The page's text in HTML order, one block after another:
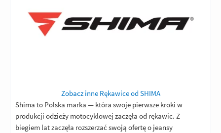
Zobacz inne Rękawice od SHIMA
Shima to Polska marka — która swoje pierwsze kroki w
produkcji odzieży motocyklowej zaczęła od rękawic. Z
biegiem lat zaczęła rozszerzać swoją ofertę o jeansy